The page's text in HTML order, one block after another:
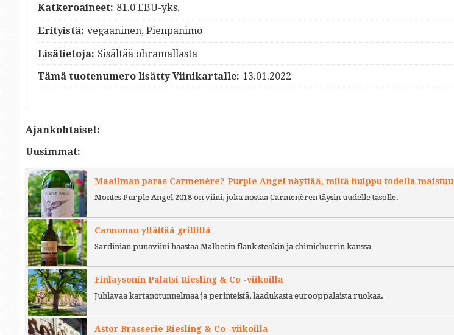
Katkeroaineet: 81.0 EBU-yks.
Erityistä: vegaaninen, Pienpanimo
Lisätietoja: Sisältää ohramallasta
Tämä tuotenumero lisätty Viinikartalle: 13.01.2022
Ajankohtaiset:
Uusimmat:
Maailman paras Carmenère? Purple Angel näyttää, miltä huippu todella maistuu
Montes Purple Angel 2018 on viini, joka nostaa Carmenèren täysin uudelle tasolle.
Cannonau yllättää grillillä
Sardinian punaviini haastaa Malbecin flank steakin ja chimichurrin kanssa
Finlaysonin Palatsi Riesling & Co -viikoilla
Juhlavaa kartanotunnelmaa ja perinteistä, laadukasta eurooppalaista ruokaa.
Astor Brasserie Riesling & Co -viikoilla